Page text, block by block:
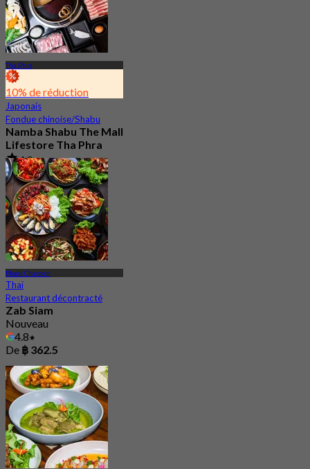
Tha Phra
10% de réduction
Japonais
Fondue chinoise/Shabu
Namba Shabu The Mall
Lifestore Tha Phra
4.8
1.6K Réservé
De฿ 268
Phasi Charoen
Thaï
Restaurant décontracté
Zab Siam
Nouveau
4.8
De ฿ 362.5